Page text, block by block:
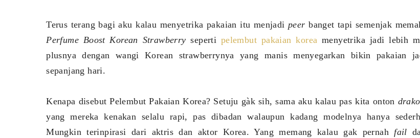
Terus terang bagi aku kalau menyetrika pakaian itu menjadipeer banget tapi semenjak
Perfume Boost Korean Strawberry seperti pelembut pakaian korea menyetrika jadi lebih
plusnya dengan wangi Korean strawberrynya yang manis menyegarkan bikin pakaian
sepanjang hari.
Kenapa disebut Pelembut Pakaian Korea? Setuju gàk sih, sama aku kalau pas kita onton
yang mereka kenakan selalu rapi, pas dibadan walaupun kadang modelnya hanya
Mungkin terinpirasi dari aktris dan aktor Korea. Yang memang kalau gak pernah fail